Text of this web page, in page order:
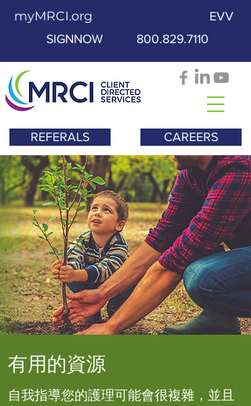
myMRCI.org
SIGNNOW
EVV
800.829.7110
CAREERS
REFERALS
有用的資源
自我指導您的護理可能會很複雜，並且